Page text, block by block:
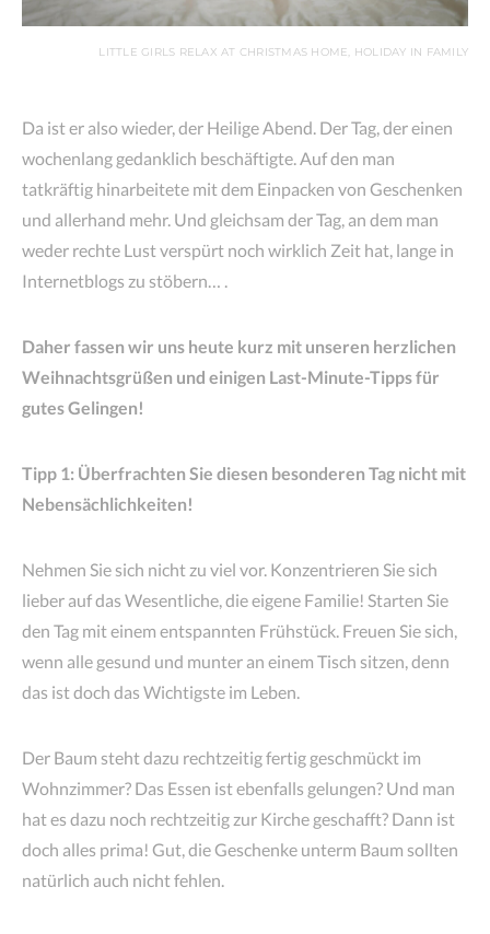
LITTLE GIRLS RELAX AT CHRISTMAS HOME, HOLIDAY IN FAMILY
Da ist er also wieder, der Heilige Abend. Der Tag, der einen
wochenlang gedanklich beschäftigte. Auf den man
tatkräftig hinarbeitete mit dem Einpacken von Geschenken
und allerhand mehr. Und gleichsam der Tag, an dem man
weder rechte Lust verspürt noch wirklich Zeit hat, lange in
Internetblogs zu stöbern… .
Daher fassen wir uns heute kurz mit unseren herzlichen
Weihnachtsgrüßen und einigen Last-Minute-Tipps für
gutes Gelingen!
Tipp 1: Überfrachten Sie diesen besonderen Tag nicht mit
Nebensächlichkeiten!
Nehmen Sie sich nicht zu viel vor. Konzentrieren Sie sich
lieber auf das Wesentliche, die eigene Familie! Starten Sie
den Tag mit einem entspannten Frühstück. Freuen Sie sich,
wenn alle gesund und munter an einem Tisch sitzen, denn
das ist doch das Wichtigste im Leben.
Der Baum steht dazu rechtzeitig fertig geschmückt im
Wohnzimmer? Das Essen ist ebenfalls gelungen? Und man
hat es dazu noch rechtzeitig zur Kirche geschafft? Dann ist
doch alles prima! Gut, die Geschenke unterm Baum sollten
natürlich auch nicht fehlen.